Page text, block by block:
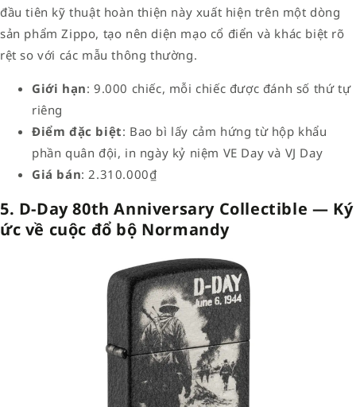
đầu tiên kỹ thuật hoàn thiện này xuất hiện trên một dòng
sản phẩm Zippo, tạo nên diện mạo cổ điển và khác biệt rõ
rệt so với các mẫu thông thường.
Giới hạn: 9.000 chiếc, mỗi chiếc được đánh số thứ tự
riêng
Điểm đặc biệt: Bao bì lấy cảm hứng từ hộp khẩu
phần quân đội, in ngày kỷ niệm VE Day và VJ Day
Giá bán: 2.310.000₫
5. D-Day 80th Anniversary Collectible — Ký
ức về cuộc đổ bộ Normandy